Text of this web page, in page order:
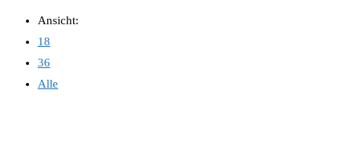
Ansicht:
18
36
Alle